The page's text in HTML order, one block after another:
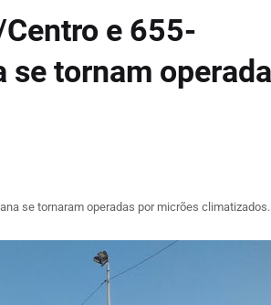
e 655-
se tornam
se tornaram operadas por micrões climatizados.